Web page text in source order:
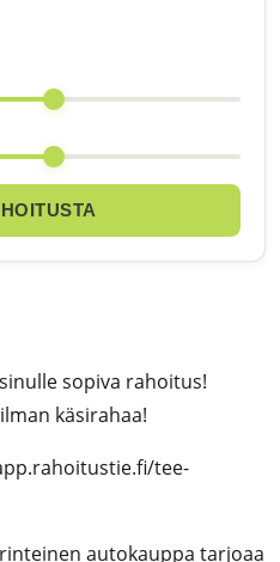
sopiva rahoitus!
käsirahaa!
tee-
autokauppa tarjoaa